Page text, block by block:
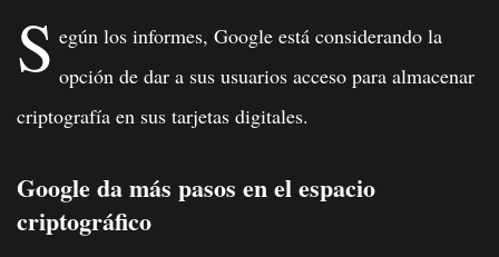
S egún los informes, Google está considerando la
opción de dar a sus usuarios acceso para almacenar
criptografía en sus tarjetas digitales.
Google da más pasos en el espacio
criptográfico